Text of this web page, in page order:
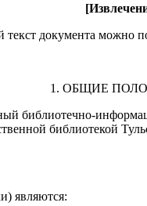
текст документа можно
1. ОБЩИЕ
библиотечно-
библиотекой
являются: